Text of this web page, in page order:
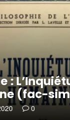
:
(fac-
0